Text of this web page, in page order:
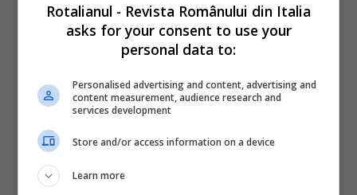
Rotalianul - Revista Românului din Italia
asks for your consent to use your
personal data to:
Personalised advertising and content, advertising and
content measurement, audience research and
services development
Store and/or access information on a device
Learn more